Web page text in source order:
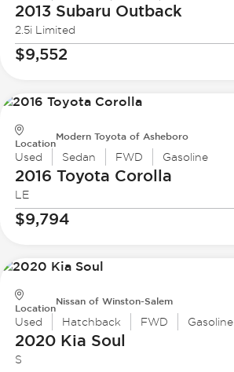
2013 Subaru Outback
2.5i Limited
$9,552
Location
Modern Toyota of Asheboro
Used Sedan FWD Gasoline
2016 Toyota Corolla
LE
$9,794
Location
Nissan of Winston-Salem
Used Hatchback FWD Gasoline
2020 Kia Soul
S